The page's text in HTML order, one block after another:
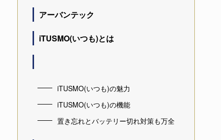
アーバンテック
iTUSMO(いつも)とは
iTUSMO(いつも)の魅力
iTUSMO(いつも)の機能
置き忘れとバッテリー切れ対策も万全